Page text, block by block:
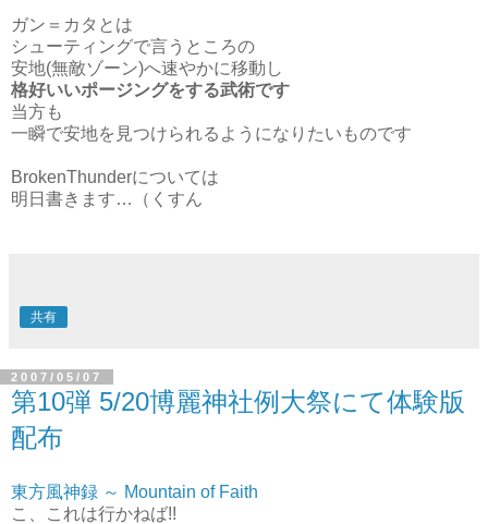
ガン＝カタとは
シューティングで言うところの
安地(無敵ゾーン)へ速やかに移動し
格好いいポージングをする武術です
当方も
一瞬で安地を見つけられるようになりたいものです
BrokenThunderについては
明日書きます…（くすん
共有
2007/05/07
第10弾 5/20博麗神社例大祭にて体験版
配布
東方風神録 ～ Mountain of Faith
こ、これは行かねば!!